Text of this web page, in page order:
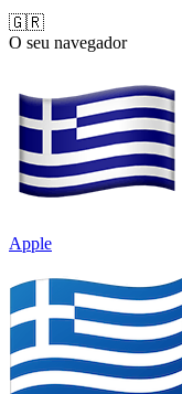
🇬🇷
O seu navegador
Apple